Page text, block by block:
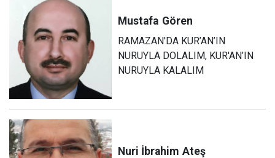
Mustafa Gören
RAMAZAN'DA KUR’AN’IN
NURUYLA DOLALIM, KUR'AN’IN
NURUYLA KALALIM
Nuri İbrahim Ateş